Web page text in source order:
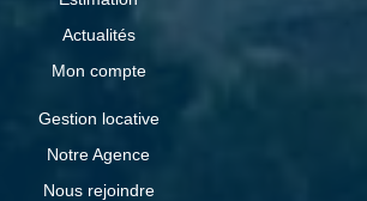
Actualités
Mon compte
Gestion locative
Notre Agence
Nous rejoindre